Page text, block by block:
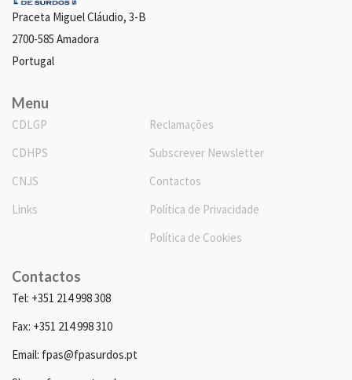
Praceta Miguel Cláudio, 3-B
2700-585 Amadora
Portugal
Menu
CDLGP
CDHPS
CNJS
Links
Reclamações
Subscrever Newsletter
Contactos
Política de Privacidade
Política de Cookies
Contactos
Tel: +351 214 998 308
Fax: +351 214 998 310
Email: fpas@fpasurdos.pt